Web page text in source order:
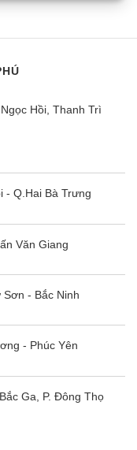
Hồi, Thanh Trì
- Q.Hai Bà Trưng
Văn Giang
- Bắc Ninh
- Phúc Yên
Ga, P. Đông Thọ